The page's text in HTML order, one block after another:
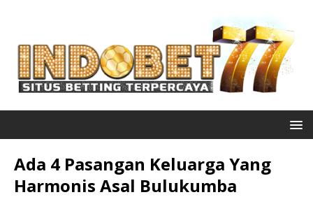
Ada 4 Pasangan Keluarga Yang
Harmonis Asal Bulukumba